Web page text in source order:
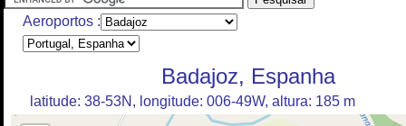
Aeroportos :
Badajoz, Espanha
latitude: 38-53N, longitude: 006-49W, altura: 185 m